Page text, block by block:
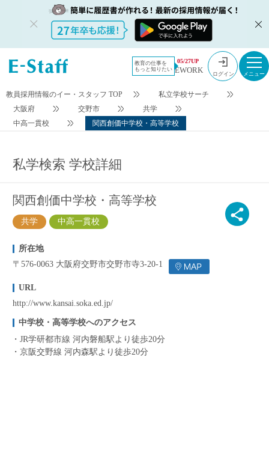
教育の仕事を
もっと知りたい
05/27UP
EWORK ログイン
今すぐ登録 検索条件変更
教員採用情報のイー・スタッフ TOP
私立学校サーチ
大阪府
交野市
共学
中高一貫校
関西創価中学校・高等学校
私学検索 学校詳細
関西創価中学校・高等学校
共学 中高一貫校
所在地
〒576-0063 大阪府交野市交野市寺3-20-1
URL
http://www.kansai.soka.ed.jp/
中学校・高等学校へのアクセス
JR学研都市線 河内磐船駅より徒歩20分
京阪交野線 河内森駅より徒歩20分